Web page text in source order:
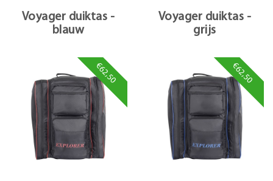
Voyager duiktas -
blauw
Voyager duiktas -
grijs
€62,50 €62,50